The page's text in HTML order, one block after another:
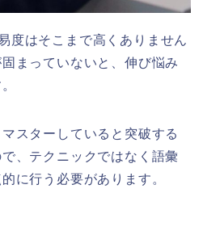
度はそこまで高くありません
まっていないと、伸び悩み
スターしていると突破する
、テクニックではなく語彙
に行う必要があります。